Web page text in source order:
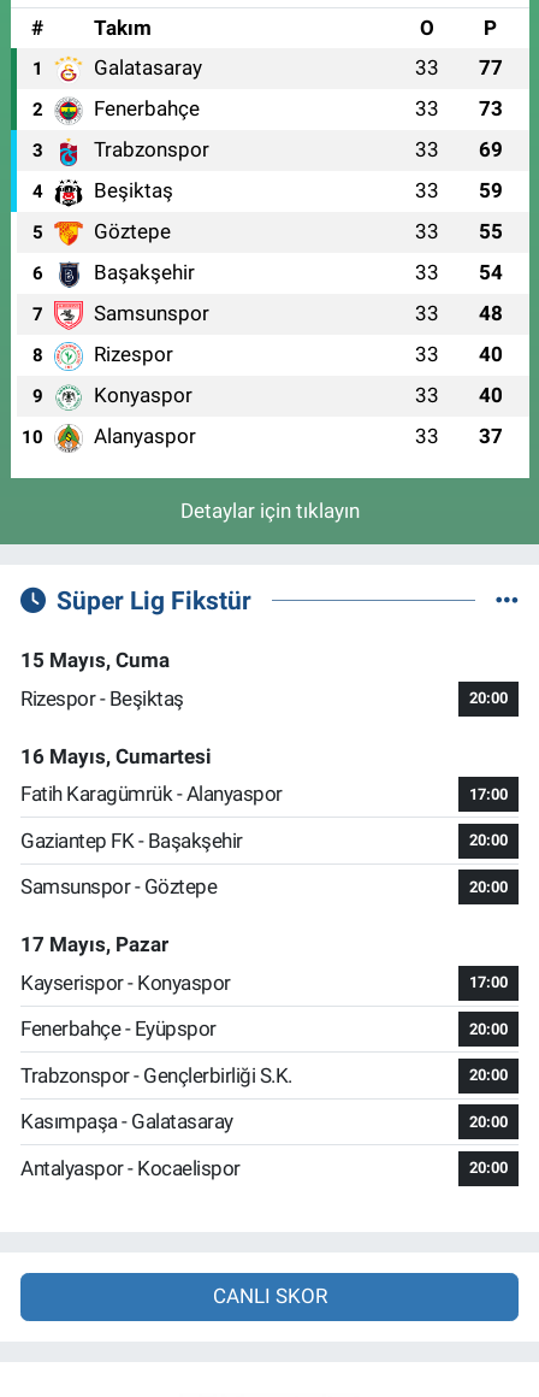
#
Takım O P
1 Galatasaray 33 77
2 Fenerbahçe 33 73
3 Trabzonspor 33 69
4 Beşiktaş 33 59
5 Göztepe 33 55
6 Başakşehir 33 54
7 Samsunspor 33 48
8 Rizespor 33 40
9 Konyaspor 33 40
10 Alanyaspor 33 37
Detaylar için tıklayın
Süper Lig Fikstür
15 Mayıs, Cuma
Rizespor - Beşiktaş
20:00
16 Mayıs, Cumartesi
Fatih Karagümrük - Alanyaspor
17:00
Gaziantep FK - Başakşehir 20:00
Samsunspor - Göztepe 20:00
17 Mayıs, Pazar
Kayserispor - Konyaspor
17:00
Fenerbahçe - Eyüpspor 20:00
Trabzonspor - Gençlerbirliği S.K. 20:00
Kasımpaşa - Galatasaray 20:00
Antalyaspor - Kocaelispor 20:00
CANLI SKOR